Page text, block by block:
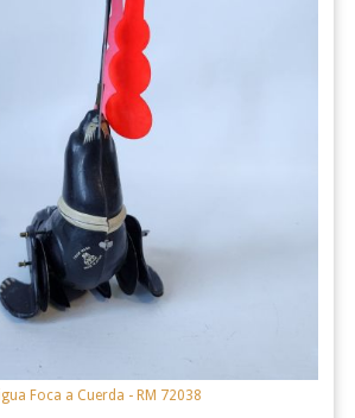
Foca a Cuerda - RM 72038